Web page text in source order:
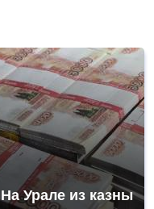
На Урале из казны